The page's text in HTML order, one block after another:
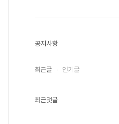
공지사항
최근글 인기글
최근댓글